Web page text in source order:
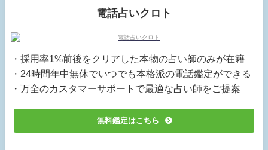
電話占いクロト
・採用率1%前後をクリアした本物の占い師のみが在籍
・24時間年中無休でいつでも本格派の電話鑑定ができる
・万全のカスタマーサポートで最適な占い師をご提案
無料鑑定はこちら